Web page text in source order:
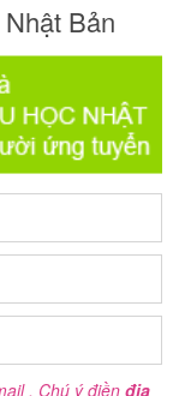
Bản
. Chú ý điền địa